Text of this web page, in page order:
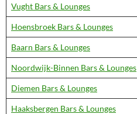
Vught Bars & Lounges
Hoensbroek Bars & Lounges
Baarn Bars & Lounges
Noordwijk-Binnen Bars & Lounges
Diemen Bars & Lounges
Haaksbergen Bars & Lounges